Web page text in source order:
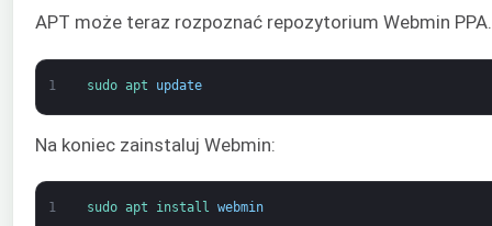
APT może teraz rozpoznać repozytorium Webmin
1 sudo apt update
Na koniec zainstaluj Webmin:
1 sudo apt install webmin